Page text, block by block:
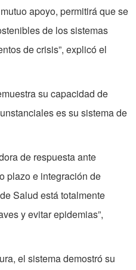
apoyo, permitirá que se
de los sistemas
de crisis”, explicó el
su capacidad de
es su sistema de
de respuesta ante
plazo e integración de
Salud está totalmente
y evitar epidemias”,
el sistema demostró su